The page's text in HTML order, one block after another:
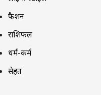
फैशन
राशिफल
धर्म-कर्म
सेहत